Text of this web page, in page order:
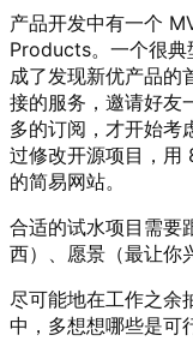
产品开发中有一个
Products。一个很
成了发现新优产品的
接的服务，邀请好友
多的订阅，才开始
过修改开源项目，
的简易网站。
合适的试水项目需要
西）、愿景（最让你
尽可能地在工作之余
中，多想想哪些是可